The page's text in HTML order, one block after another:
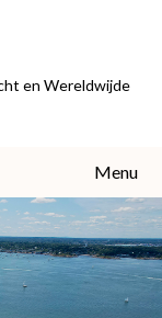
en Wereldwijde
Menu